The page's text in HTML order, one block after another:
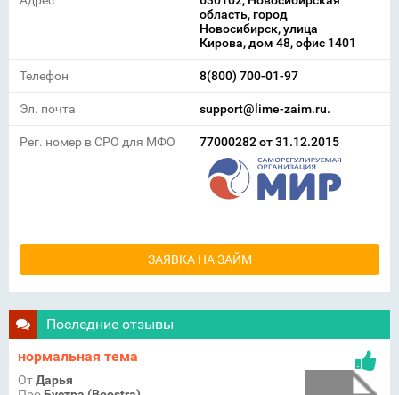
область, город
Новосибирск, улица
Кирова, дом 48, офис 1401
Телефон 8(800) 700-01-97
Эл. почта support@lime-zaim.ru.
Рег. номер в СРО для МФО 77000282 от 31.12.2015
ЗАЯВКА НА ЗАЙМ
Последние отзывы
нормальная тема
ОтДарья